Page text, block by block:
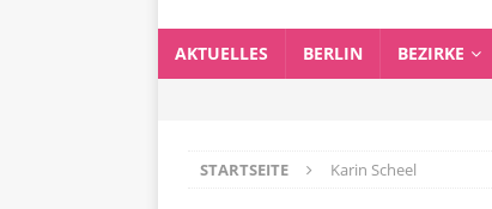
AKTUELLES BERLIN BEZIRKE
STARTSEITE Karin Scheel